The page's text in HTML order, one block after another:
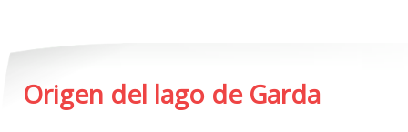
Origen del lago de Garda